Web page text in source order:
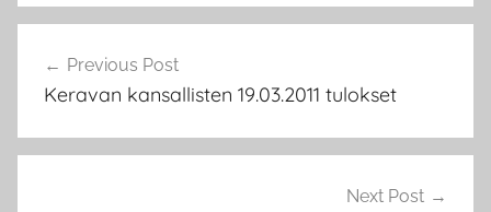
B
o
n
selaus
Previous Post
Keravan kansallisten 19.03.2011 tulokset
Next Post